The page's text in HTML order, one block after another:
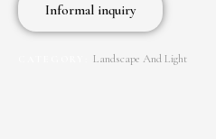
Informal inquiry
Landscape And Light